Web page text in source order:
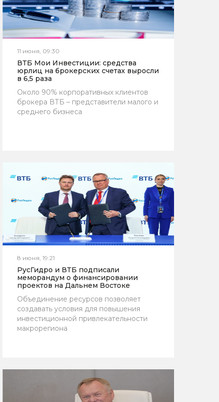
11 июня, 09:30
ВТБ Мои Инвестиции: средства
юрлиц на брокерских счетах выросли
в 6,5 раза
Около 90% корпоративных клиентов
брокера ВТБ – представители малого и
среднего бизнеса
8 июня, 19:21
РусГидро и ВТБ подписали
меморандум о финансировании
проектов на Дальнем Востоке
Объединение ресурсов позволяет
создавать условия для повышения
инвестиционной привлекательности
макрорегиона